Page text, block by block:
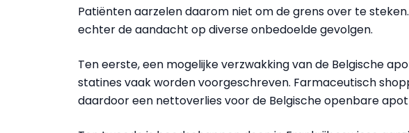
Patiënten aarzelen daarom niet om de grens over te
echter de aandacht op diverse onbedoelde gevolgen.
Ten eerste, een mogelijke verzwakking van de Belgische
statines vaak worden voorgeschreven. Farmaceutisch
daardoor een nettoverlies voor de Belgische openbare